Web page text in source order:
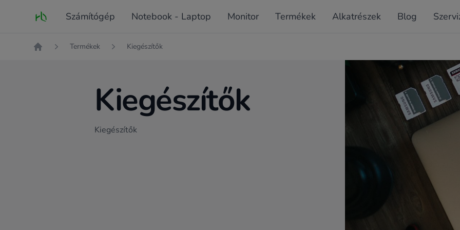
Fő oldal Számítógép Notebook - Laptop Monitor Termékek Alkatrészek Blog
Termékek Kiegészítők
Kiegészítők
Kiegészítők